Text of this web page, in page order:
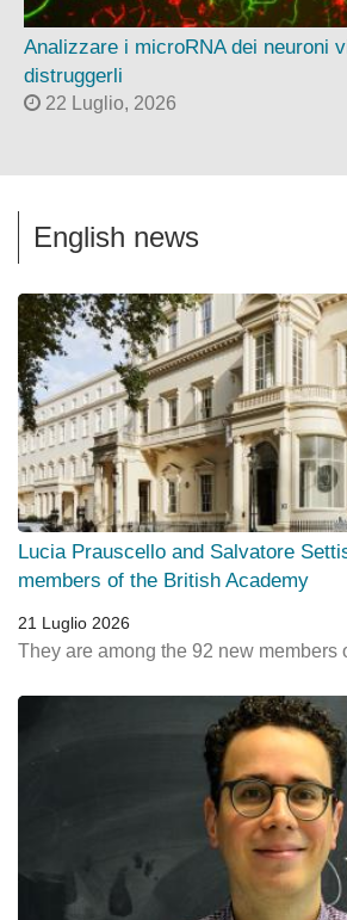
Analizzare i microRNA dei neuroni
distruggerli
22 Luglio, 2026
English news
Lucia Prauscello and Salvatore
members of the British Academy
21 Luglio 2026
They are among the 92 new members